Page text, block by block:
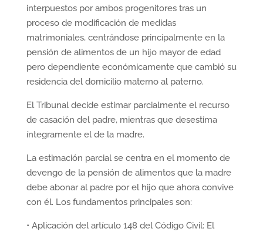
interpuestos por ambos progenitores tras un
proceso de modificación de medidas
matrimoniales, centrándose principalmente en la
pensión de alimentos de un hijo mayor de edad
pero dependiente económicamente que cambió su
residencia del domicilio materno al paterno.
El Tribunal decide estimar parcialmente el recurso
de casación del padre, mientras que desestima
íntegramente el de la madre.
La estimación parcial se centra en el momento de
devengo de la pensión de alimentos que la madre
debe abonar al padre por el hijo que ahora convive
con él. Los fundamentos principales son:
• Aplicación del artículo 148 del Código Civil: El